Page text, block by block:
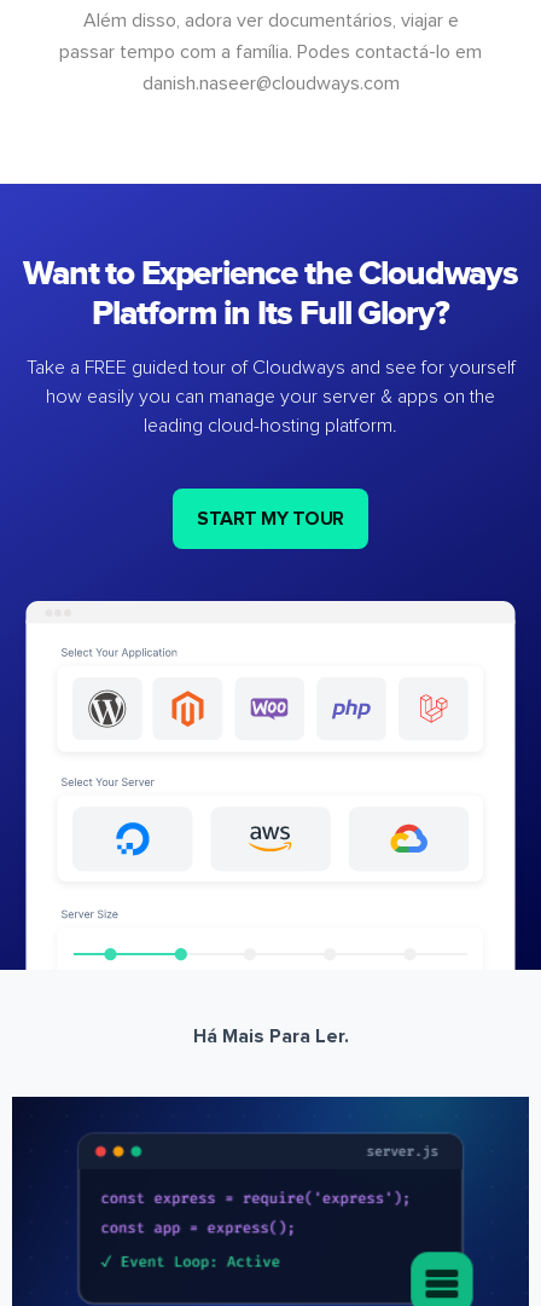
Além disso, adora ver documentários, viajar e
passar tempo com a família. Podes contactá-lo em
danish.naseer@cloudways.com
Want to Experience the Cloudways
Platform in Its Full Glory?
Take a FREE guided tour of Cloudways and see for yourself
how easily you can manage your server & apps on the
leading cloud-hosting platform.
START MY TOUR
Há Mais Para Ler.